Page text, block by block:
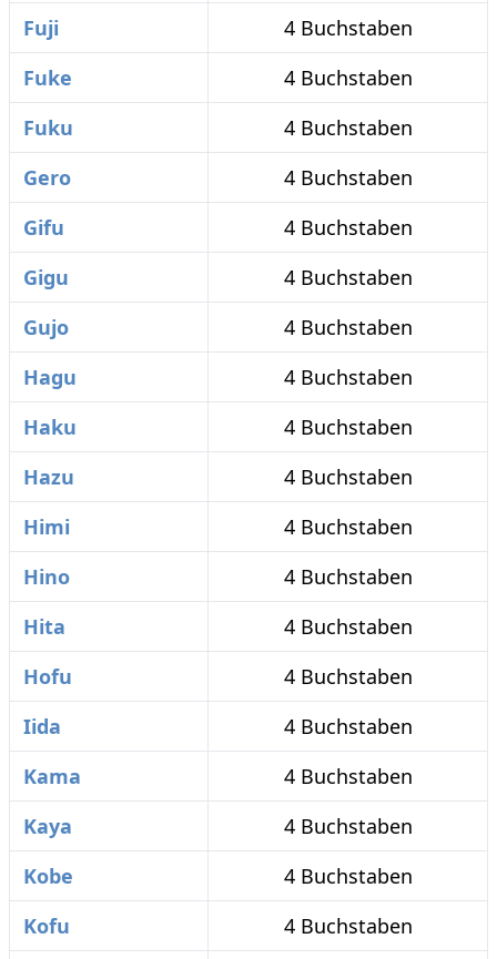
Fuji
4 Buchstaben
Fuke
4 Buchstaben
Fuku
4 Buchstaben
Gero
4 Buchstaben
Gifu
4 Buchstaben
Gigu
4 Buchstaben
Gujo
4 Buchstaben
Hagu
4 Buchstaben
Haku
4 Buchstaben
Hazu
4 Buchstaben
Himi
4 Buchstaben
Hino
4 Buchstaben
Hita
4 Buchstaben
Hofu
4 Buchstaben
Iida
4 Buchstaben
Kama
4 Buchstaben
Kaya
4 Buchstaben
Kobe
4 Buchstaben
Kofu
4 Buchstaben